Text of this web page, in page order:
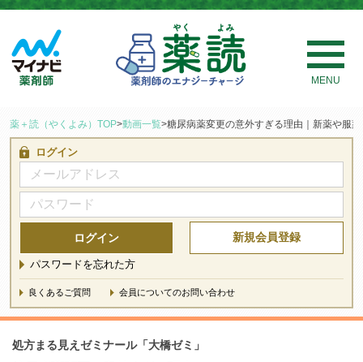
MENU
薬＋読（やくよみ）TOP>動画一覧>糖尿病薬変更の意外すぎる理由｜新薬や服
ログイン
ログイン 新規会員登録
パスワードを忘れた方
良くあるご質問 会員についてのお問い合わせ
処方まる見えゼミナール「大橋ゼミ」